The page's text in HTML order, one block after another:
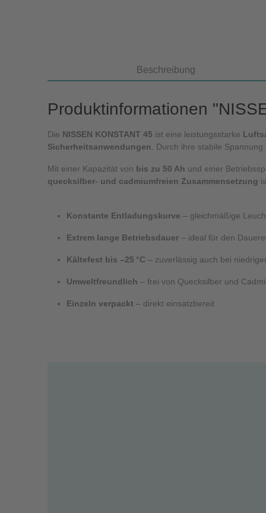
Beschreibung
Produktinformationen
Die NISSEN KONSTANT 45 ist eine leistungsstarke
Sicherheitsanwendungen . Durch ihre stabile
Mit einer Kapazität von bis zu 50 Ah und einer
quecksilber- und cadmiumfreien Zusammensetzung
Konstante Entladungskurve – gleichmäßige
Extrem lange Betriebsdauer – ideal für den
Kältefest bis –25 °C – zuverlässig auch bei
Umweltfreundlich – frei von Quecksilber und
Einzeln verpackt – direkt einsatzbereit